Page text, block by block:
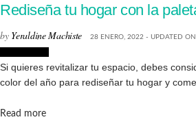
Rediseña tu hogar con la
by Yeraldine Machiste 28 ENERO, 2022 - UPDATED
Si quieres revitalizar tu espacio, debes
color del año para rediseñar tu hogar y
Read moreDetails